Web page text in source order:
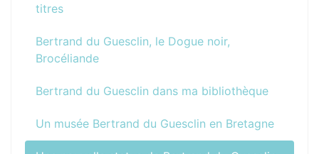
titres
Bertrand du Guesclin, le Dogue noir,
Brocéliande
Bertrand du Guesclin dans ma bibliothèque
Un musée Bertrand du Guesclin en Bretagne